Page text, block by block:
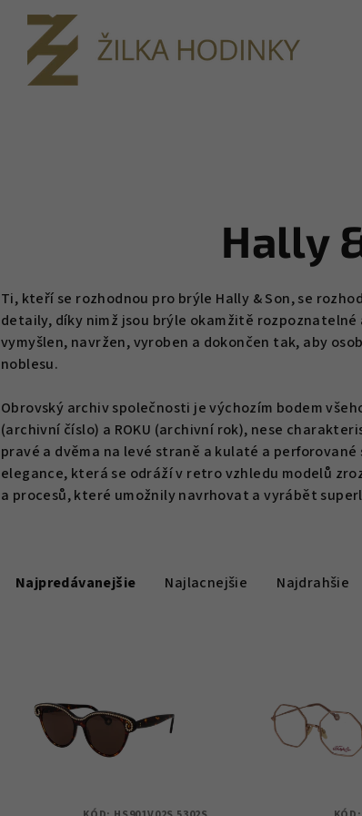
Hally
Ti, kteří se rozhodnou pro brýle Hally & Son, se
detaily, díky nimž jsou brýle okamžitě
vymyšlen, navržen, vyroben a dokončen tak, aby
noblesu.
Obrovský archiv společnosti je výchozím bodem
(archivní číslo) a ROKU (archivní rok), nese
pravé a dvěma na levé straně a kulaté a
elegance, která se odráží v retro vzhledu modelů
a procesů, které umožnily navrhovat a vyrábět
aNajpredávanejšie Najlacnejšie Najdrahšie